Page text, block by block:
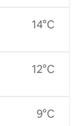
14°C
12°C
9°C